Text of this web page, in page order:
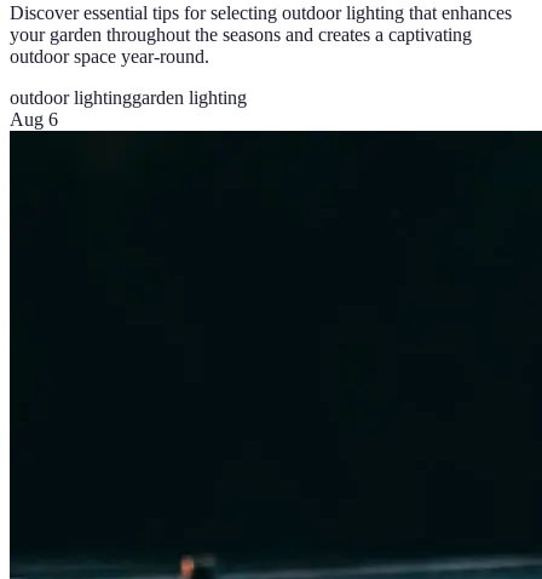
Discover essential tips for selecting outdoor lighting that enhances
your garden throughout the seasons and creates a captivating
outdoor space year-round.
outdoor lightinggarden lighting
Aug 6